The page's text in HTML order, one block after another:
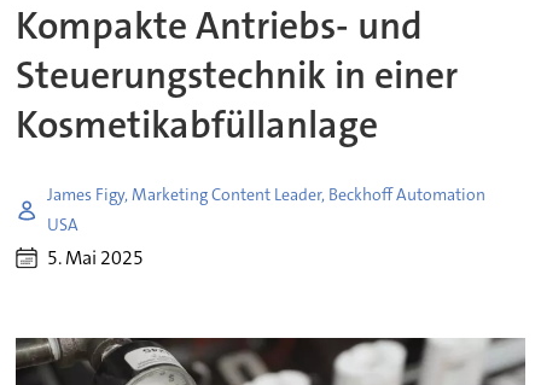
Kompakte Antriebs- und
Steuerungstechnik in einer
Kosmetikabfüllanlage
James Figy, Marketing Content Leader, Beckhoff Automation
USA
5. Mai 2025